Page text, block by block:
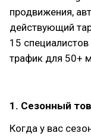
продвижения,
действующий
15
трафик для 50+
1. Сезонный
Когда у вас